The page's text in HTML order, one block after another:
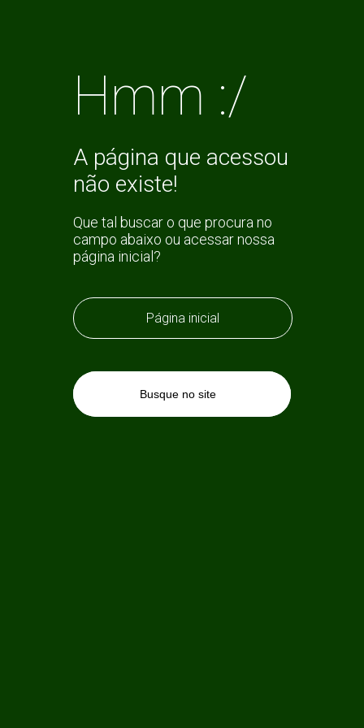
Hmm :/
A página que acessou
não existe!
Que tal buscar o que procura no
campo abaixo ou acessar nossa
página inicial?
Página inicial